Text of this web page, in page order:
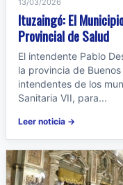
13/03/2026
Ituzaingó: El
Provincial de Salud
El intendente Pablo
la provincia de
intendentes de los
Sanitaria VII, para...
Leer noticia →